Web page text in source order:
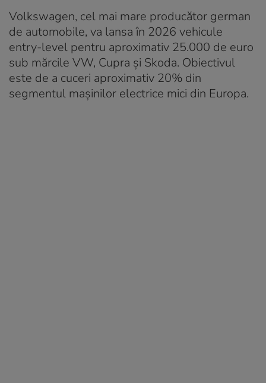
Volkswagen, cel mai mare producător german
de automobile, va lansa în 2026 vehicule
entry-level pentru aproximativ 25.000 de euro
sub mărcile VW, Cupra și Skoda. Obiectivul
este de a cuceri aproximativ 20% din
segmentul mașinilor electrice mici din Europa.